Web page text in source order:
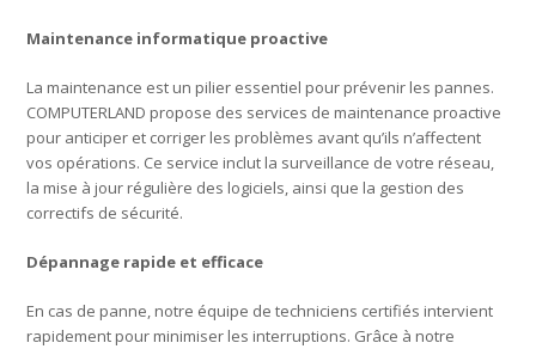
Maintenance informatique proactive
La maintenance est un pilier essentiel pour prévenir les pannes.
COMPUTERLAND propose des services de maintenance proactive
pour anticiper et corriger les problèmes avant qu’ils n’affectent
vos opérations. Ce service inclut la surveillance de votre réseau,
la mise à jour régulière des logiciels, ainsi que la gestion des
correctifs de sécurité.
Dépannage rapide et efficace
En cas de panne, notre équipe de techniciens certifiés intervient
rapidement pour minimiser les interruptions. Grâce à notre